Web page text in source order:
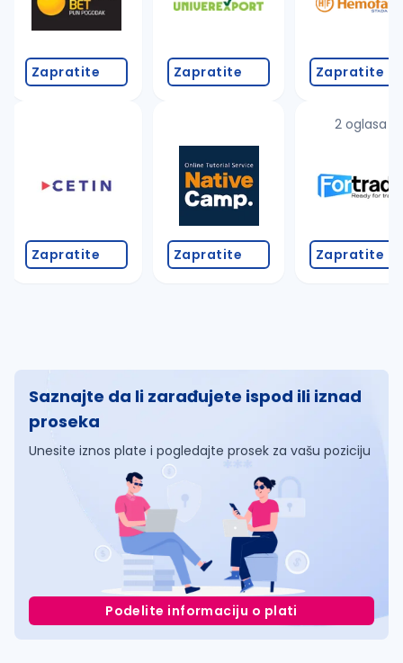
Zapratite
Zapratite
Zapratite
Zapratite
Zapratite
2 oglasa
Zapratite
Saznajte da li zarađujete ispod ili iznad
proseka
Unesite iznos plate i pogledajte prosek za vašu poziciju
Podelite informaciju o plati